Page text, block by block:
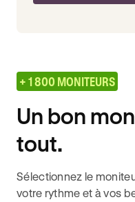
+ 1 800 MONITEURS
Un bon
tout.
Sélectionnez le
votre rythme et à vos